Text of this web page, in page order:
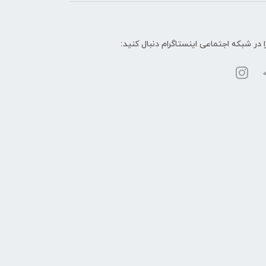
در شبکه‌ اجتماعی اینستاگرام دنبال کنید: